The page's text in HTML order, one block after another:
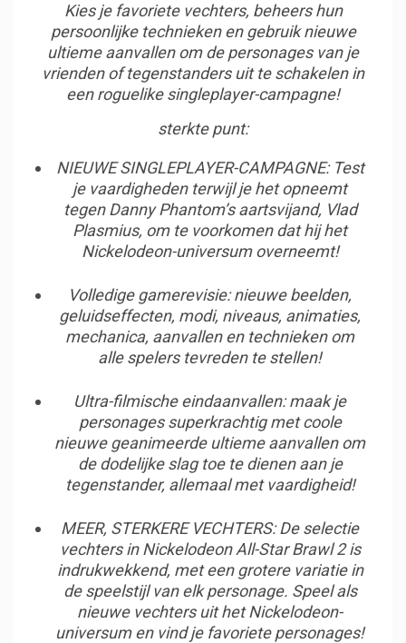
Kies je favoriete vechters, beheers hun
persoonlijke technieken en gebruik nieuwe
ultieme aanvallen om de personages van je
vrienden of tegenstanders uit te schakelen in
een roguelike singleplayer-campagne!
sterkte punt:
NIEUWE SINGLEPLAYER-CAMPAGNE: Test
je vaardigheden terwijl je het opneemt
tegen Danny Phantom’s aartsvijand, Vlad
Plasmius, om te voorkomen dat hij het
Nickelodeon-universum overneemt!
Volledige gamerevisie: nieuwe beelden,
geluidseffecten, modi, niveaus, animaties,
mechanica, aanvallen en technieken om
alle spelers tevreden te stellen!
Ultra-filmische eindaanvallen: maak je
personages superkrachtig met coole
nieuwe geanimeerde ultieme aanvallen om
de dodelijke slag toe te dienen aan je
tegenstander, allemaal met vaardigheid!
MEER, STERKERE VECHTERS: De selectie
vechters in Nickelodeon All-Star Brawl 2 is
indrukwekkend, met een grotere variatie in
de speelstijl van elk personage. Speel als
nieuwe vechters uit het Nickelodeon-
universum en vind je favoriete personages!